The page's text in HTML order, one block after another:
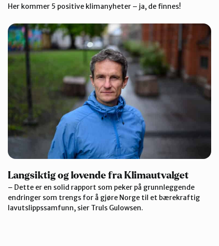
Her kommer 5 positive klimanyheter – ja, de finnes!
Langsiktig og lovende fra Klimautvalget
– Dette er en solid rapport som peker på grunnleggende
endringer som trengs for å gjøre Norge til et bærekraftig
lavutslippssamfunn, sier Truls Gulowsen.